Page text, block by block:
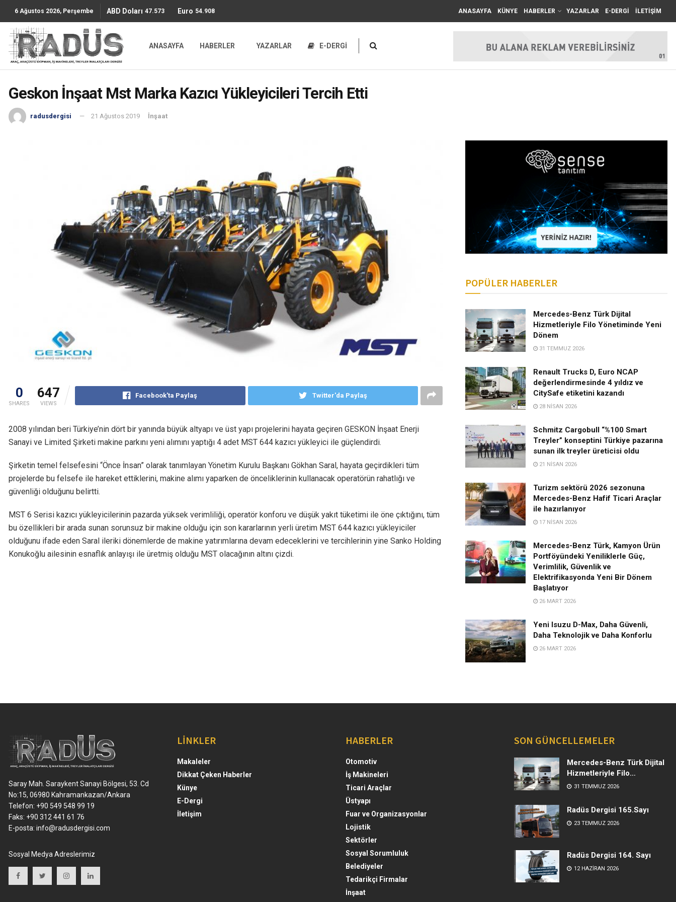
6 Ağustos 2026, Perşembe ABD Doları 47.5736 Euro 54.9087 ANASAYFA KÜNYE HABERLER YAZARLAR E-DERGİ İLETİŞİM
ANASAYFA HABERLER YAZARLAR E-DERGİ
Geskon İnşaat Mst Marka Kazıcı Yükleyicileri Tercih Etti
radusdergisi 21 Ağustos 2019 İnşaat
0
SHARES
647
VIEWS
Facebook'ta Paylaş Twitter'da Paylaş
2008 yılından beri Türkiye’nin dört bir yanında büyük altyapı ve üst yapı projelerini hayata geçiren GESKON İnşaat Enerji
Sanayi ve Limited Şirketi makine parkını yeni alımını yaptığı 4 adet MST 644 kazıcı yükleyici ile güçlendirdi.
Şirketin temel felsefesini “Önce İnsan” olarak tanımlayan Yönetim Kurulu Başkanı Gökhan Saral, hayata geçirdikleri tüm
projelerde bu felsefe ile hareket ettiklerini, makine alımı yaparken de önceliklerinin kullanacak operatörün rahatlığı ve
güvenliği olduğunu belirtti.
MST 6 Serisi kazıcı yükleyicilerinin pazarda yüksek verimliliği, operatör konforu ve düşük yakıt tüketimi ile öne çıktığını, tüm
bu özellikleri bir arada sunan sorunsuz bir makine olduğu için son kararlarının yerli üretim MST 644 kazıcı yükleyiciler
olduğunu ifade eden Saral ileriki dönemlerde de makine yatırımlarına devam edeceklerini ve tercihlerinin yine Sanko Holding
Konukoğlu ailesinin esnaflık anlayışı ile üretmiş olduğu MST olacağının altını çizdi.
POPÜLER HABERLER
Mercedes-Benz Türk Dijital
Hizmetleriyle Filo Yönetiminde Yeni
Dönem
31 TEMMUZ 2026
Renault Trucks D, Euro NCAP
değerlendirmesinde 4 yıldız ve
CitySafe etiketini kazandı
28 NISAN 2026
Schmitz Cargobull “%100 Smart
Treyler” konseptini Türkiye pazarına
sunan ilk treyler üreticisi oldu
21 NISAN 2026
Turizm sektörü 2026 sezonuna
Mercedes-Benz Hafif Ticari Araçlar
ile hazırlanıyor
17 NISAN 2026
Mercedes-Benz Türk, Kamyon Ürün
Portföyündeki Yeniliklerle Güç,
Verimlilik, Güvenlik ve
Elektrifikasyonda Yeni Bir Dönem
Başlatıyor
26 MART 2026
Yeni Isuzu D-Max, Daha Güvenli,
Daha Teknolojik ve Daha Konforlu
26 MART 2026
Saray Mah. Saraykent Sanayi Bölgesi, 53. Cd
No:15, 06980 Kahramankazan/Ankara
Telefon: +90 549 548 99 19
Faks: +90 312 441 61 76
E-posta: info@radusdergisi.com
Sosyal Medya Adreslerimiz
LİNKLER
Makaleler
Dikkat Çeken Haberler
Künye
E-Dergi
İletişim
HABERLER
Otomotiv
İş Makineleri
Ticari Araçlar
Üstyapı
Fuar ve Organizasyonlar
Lojistik
Sektörler
Sosyal Sorumluluk
Belediyeler
Tedarikçi Firmalar
İnşaat
SON GÜNCELLEMELER
Mercedes-Benz Türk Dijital
Hizmetleriyle Filo
Yönetiminde Yeni Dönem
31 TEMMUZ 2026
Radüs Dergisi 165.Sayı
23 TEMMUZ 2026
Radüs Dergisi 164. Sayı
12 HAZIRAN 2026